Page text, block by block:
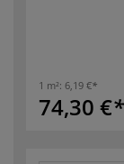
1 m²: 6,19 €
74,30 €